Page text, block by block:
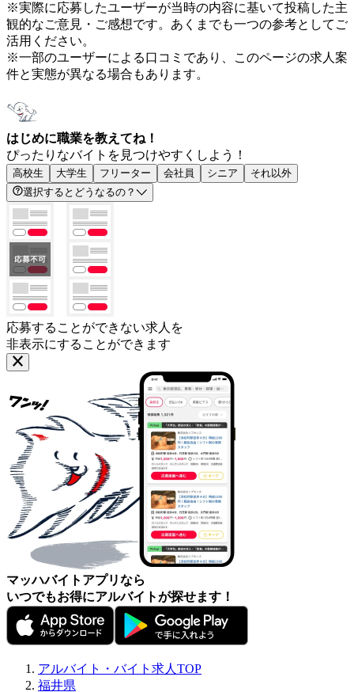
※実際に応募したユーザーが当時の内容に基いて投稿した主
観的なご意見・ご感想です。あくまでも一つの参考としてご
活用ください。
※一部のユーザーによる口コミであり、このページの求人案
件と実態が異なる場合もあります。
はじめに職業を教えてね！
ぴったりなバイトを見つけやすくしよう！
高校生 大学生 フリーター 会社員 シニア
それ以外
選択するとどうなるの？
応募することができない求人を
非表示にすることができます
マッハバイトアプリなら
いつでもお得にアルバイトが探せます！
アルバイト・バイト求人TOP
福井県